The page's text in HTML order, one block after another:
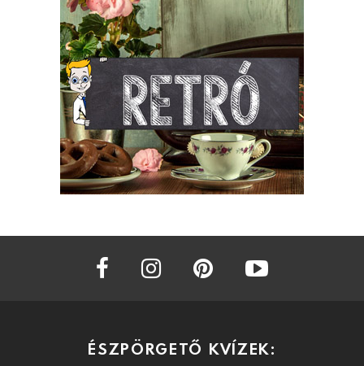
facebook instagram
ÉSZPÖRGETŐ KVÍZEK: